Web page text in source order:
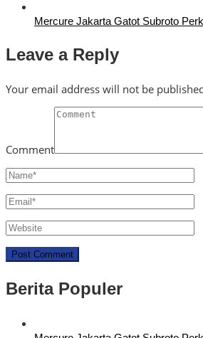
Mercure Jakarta Gatot Subroto
Leave a Reply
Your email address will not be
Comment
Berita Populer